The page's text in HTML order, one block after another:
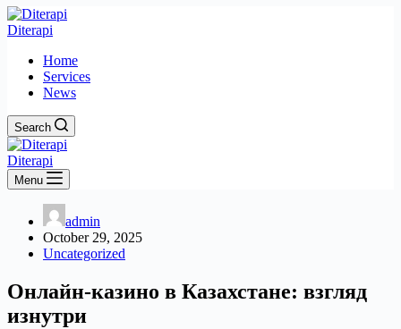
Diterapi
Home
Services
News
Search
Diterapi
Menu
admin
October 29, 2025
Uncategorized
Онлайн‑казино в Казахстане: взгляд
изнутри